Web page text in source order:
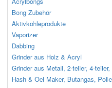
Bong Zubehör
Aktivkohleprodukte
Vaporizer
Dabbing
Grinder aus Holz & Acryl
Grinder aus Metall, 2-teiler, 4-
Hash & Oel Maker, Butangas,